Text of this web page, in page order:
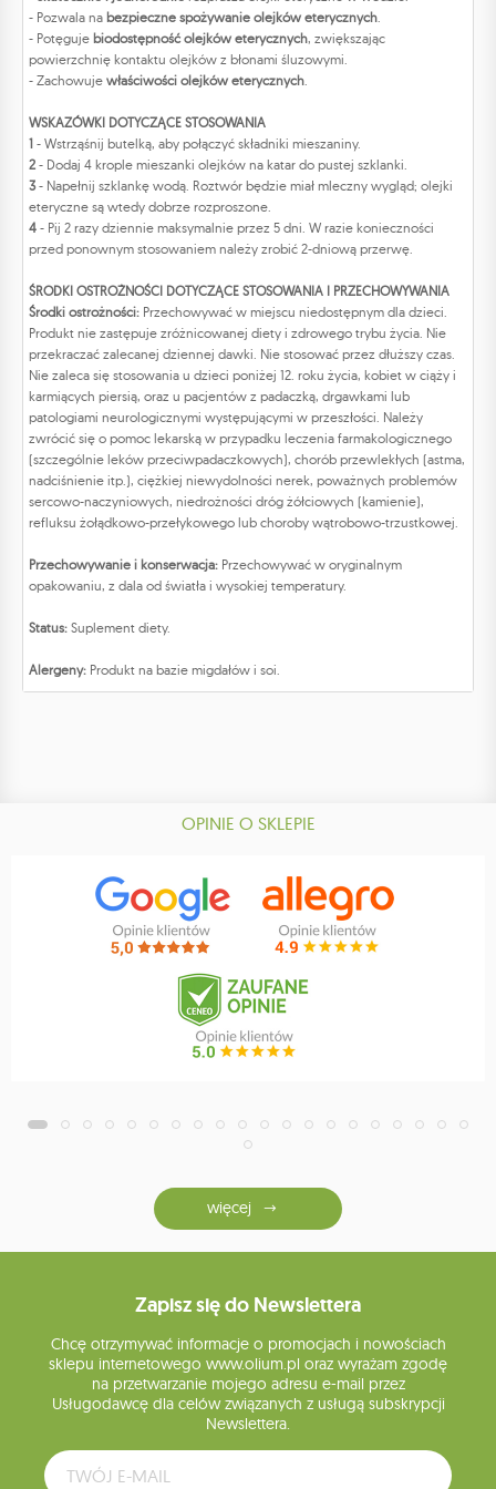
- Pozwala na bezpieczne spożywanie olejków eterycznych
- Potęguje biodostępność olejków eterycznych, zwiększając
powierzchnię kontaktu olejków z błonami śluzowymi.
- Zachowuje właściwości olejków eterycznych
WSKAZÓWKI DOTYCZĄCE STOSOWANIA
1 - Wstrząśnij butelką, aby połączyć składniki mieszaniny.
2 - Dodaj 4 krople mieszanki olejków na katar do pustej szklanki.
3- Napełnij szklankę wodą. Roztwór będzie miał mleczny wygląd; olejki
eteryczne są wtedy dobrze rozproszone.
4 - Pij 2 razy dziennie maksymalnie przez 5 dni. W razie konieczności
przed ponownym stosowaniem należy zrobić 2-dniową przerwę.
ŚRODKI OSTROŻNOŚCI DOTYCZĄCE STOSOWANIA I PRZECHOWYWANIA
Środki ostrożności: Przechowywać w miejscu niedostępnym dla dzieci.
Produkt nie zastępuje zróżnicowanej diety i zdrowego trybu życia. Nie
przekraczać zalecanej dziennej dawki. Nie stosować przez dłuższy czas.
Nie zaleca się stosowania u dzieci poniżej 12. roku życia, kobiet w ciąży i
karmiących piersią, oraz u pacjentów z padaczką, drgawkami lub
patologiami neurologicznymi występującymi w przeszłości. Należy
zwrócić się o pomoc lekarską w przypadku leczenia farmakologicznego
(szczególnie leków przeciwpadaczkowych), chorób przewlekłych (astma,
nadciśnienie itp.), ciężkiej niewydolności nerek, poważnych problemów
sercowo-naczyniowych, niedrożności dróg żółciowych (kamienie),
refluksu żołądkowo-przełykowego lub choroby wątrobowo-trzustkowej.
Przechowywanie i konserwacja: Przechowywać w oryginalnym
opakowaniu, z dala od światła i wysokiej temperatury.
Status: Suplement diety.
Alergeny: Produkt na bazie migdałów i soi.
OPINIE O SKLEPIE
więcej
Zapisz się do Newslettera
Chcę otrzymywać informacje o promocjach i nowościach
sklepu internetowego www.olium.pl oraz wyrażam zgodę
na przetwarzanie mojego adresu e-mail przez
Usługodawcę dla celów związanych z usługą subskrypcji
Newslettera.